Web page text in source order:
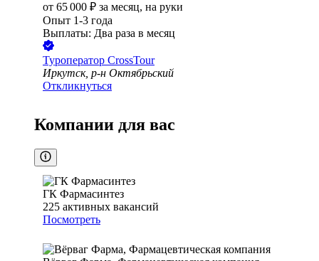
от 65 000 ₽ за месяц, на руки
Опыт 1-3 года
Выплаты: Два раза в месяц
Туроператор CrossTour
Иркутск, р-н Октябрьский
Откликнуться
Компании для вас
ГК Фармасинтез
225 активных вакансий
Посмотреть